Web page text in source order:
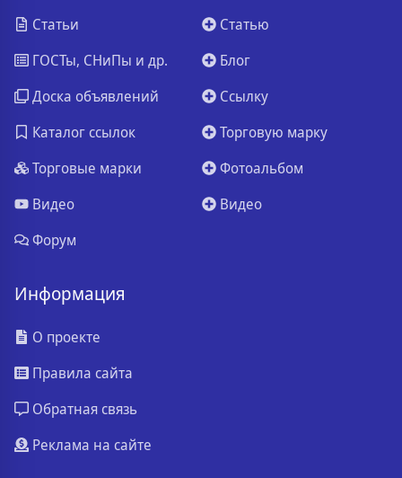
Статьи
ГОСТы, СНиПы и др.
Доска объявлений
Каталог ссылок
Торговые марки
Видео
Форум
Статью
Блог
Ссылку
Торговую марку
Фотоальбом
Видео
Информация
О проекте
Правила сайта
Обратная связь
Реклама на сайте